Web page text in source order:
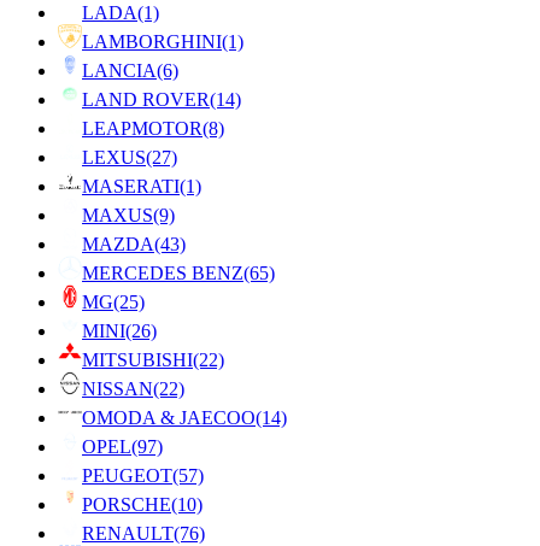
LADA(1)
LAMBORGHINI(1)
LANCIA(6)
LAND ROVER(14)
LEAPMOTOR(8)
LEXUS(27)
MASERATI(1)
MAXUS(9)
MAZDA(43)
MERCEDES BENZ(65)
MG(25)
MINI(26)
MITSUBISHI(22)
NISSAN(22)
OMODA & JAECOO(14)
OPEL(97)
PEUGEOT(57)
PORSCHE(10)
RENAULT(76)